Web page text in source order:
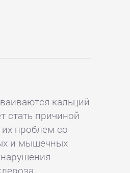
кальций
стать причиной
проблем со
и мышечных